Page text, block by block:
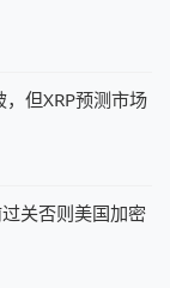
但XRP预测市场
关否则美国加密